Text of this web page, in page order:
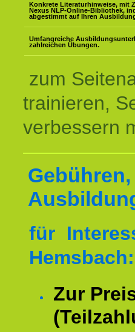
Konkrete Literaturhinweise, mit
Nexus NLP-Online-Bibliothek,
abgestimmt auf Ihren
Umfangreiche
zahlreichen Übungen.
zum
trainieren,
verbessern
für
Hemsbach:
Zur